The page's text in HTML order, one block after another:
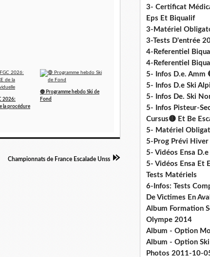
2026:
la procédure
🔵 Programme hebdo Ski de
Fond
Championnats de France Escalade Unss
3- Certificat
Eps Et Biqualif
3-Matériel
3-Tests D'entrée
4-Referentiel
4-Referentiel
5- Infos D.e. Amm
5- Infos D.e Ski
5- Infos De. Ski
5- Infos Pisteur-
Cursus🟡 Et Be
5- Matériel
5-Prog Prévi
5- Vidéos Ensa
5- Vidéos Ensa Et
Tests Matériels
6-Infos: Tests
De Victimes En
Album Formation
Olympe 2014
Album - Option
Album - Option Ski
Photos 2011-10-